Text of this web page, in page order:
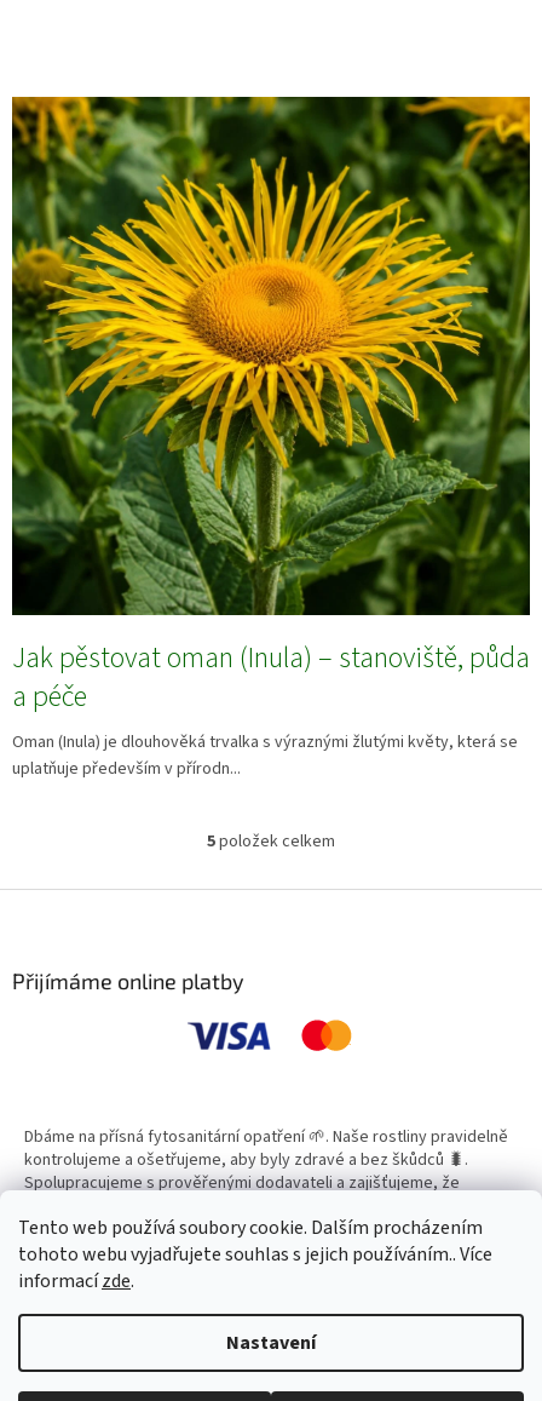
Tento web používá soubory cookie. Dalším procházením
tohoto webu vyjadřujete souhlas s jejich používáním.. Více
informacízde.
Nastavení
Jak pěstovat oman (Inula) – stanoviště, půda
a péče
Oman (Inula) je dlouhověká trvalka s výraznými žlutými květy, která se
uplatňuje především v přírodn...
O
l
p
r
y
v
ý
p
i
s
u
5položek celkem
Přijímáme online platby
Dbáme na přísná fytosanitární opatření 🌱. Naše rostliny pravidelně
kontrolujeme a ošetřujeme, aby byly zdravé a bez škůdců 🐛.
Spolupracujeme s prověřenými dodavateli a zajišťujeme, že